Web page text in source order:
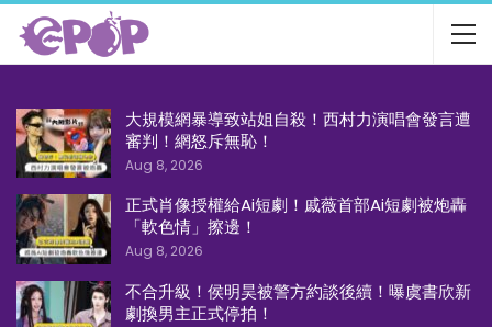
大規模網暴導致站姐自殺！西村力演唱會發言遭
審判！網怒斥無恥！
Aug 8, 2026
正式肖像授權給Ai短劇！戚薇首部Ai短劇被炮轟
「軟色情」擦邊！
Aug 8, 2026
不合升級！侯明昊被警方約談後續！曝虞書欣新
劇換男主正式停拍！